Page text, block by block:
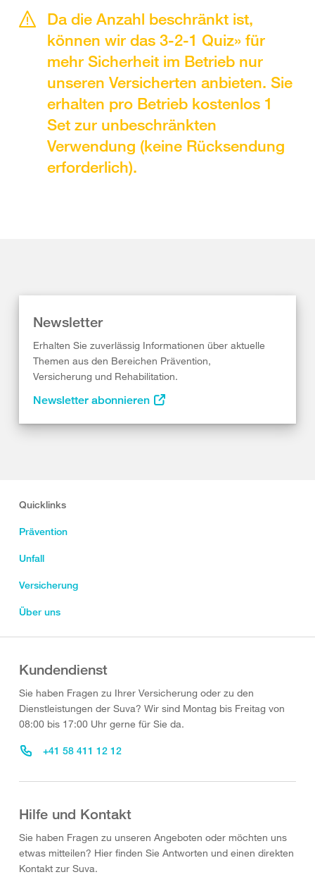
Da die Anzahl beschränkt ist,
können wir das 3-2-1 Quiz» für
mehr Sicherheit im Betrieb nur
unseren Versicherten anbieten. Sie
erhalten pro Betrieb kostenlos 1
Set zur unbeschränkten
Verwendung (keine Rücksendung
erforderlich).
Newsletter
Erhalten Sie zuverlässig Informationen über aktuelle
Themen aus den Bereichen Prävention,
Versicherung und Rehabilitation.
Newsletter abonnieren
Quicklinks
Prävention
Unfall
Versicherung
Über uns
Kundendienst
Sie haben Fragen zu Ihrer Versicherung oder zu den
Dienstleistungen der Suva? Wir sind Montag bis Freitag von
08:00 bis 17:00 Uhr gerne für Sie da.
+41 58 411 12 12
Hilfe und Kontakt
Sie haben Fragen zu unseren Angeboten oder möchten uns
etwas mitteilen? Hier finden Sie Antworten und einen direkten
Kontakt zur Suva.